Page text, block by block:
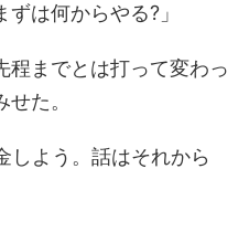
は何からやる?」
までとは打って変わっ
た。
しよう。話はそれから